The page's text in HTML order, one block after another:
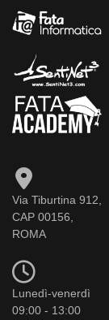
Via Tiburtina 912,
CAP 00156,
ROMA
Lunedì-venerdì
09:00 - 13:00